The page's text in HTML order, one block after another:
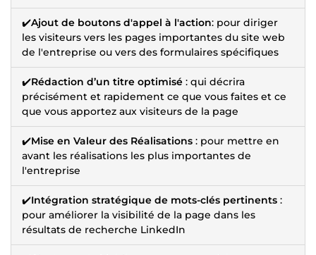
✔️Ajout de boutons d'appel à l'action: pour diriger
les visiteurs vers les pages importantes du site web
de l'entreprise ou vers des formulaires spécifiques
✔️Rédaction d’un titre optimisé : qui décrira
précisément et rapidement ce que vous faites et ce
que vous apportez aux visiteurs de la page
✔️Mise en Valeur des Réalisations : pour mettre en
avant les réalisations les plus importantes de
l'entreprise
✔️Intégration stratégique de mots-clés pertinents :
pour améliorer la visibilité de la page dans les
résultats de recherche LinkedIn